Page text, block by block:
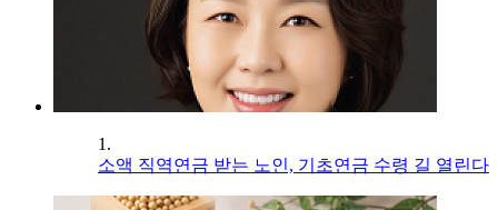
1.
소액 직역연금 받는 노인, 기초연금 수령 길 열린다